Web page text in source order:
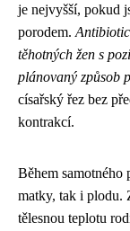
je nejvyšší, pokud
porodem.
těhotných žen s
plánovaný způsob
císařský řez bez
kontrakcí.
Během samotného
matky, tak i plodu.
tělesnou teplotu